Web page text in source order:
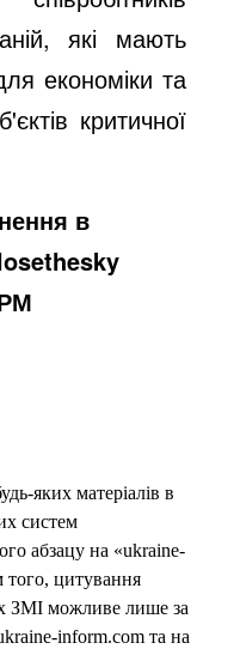
які мають
економіки та
критичної
в
яких матеріалів в
систем
абзацу на «ukraine-
того, цитування
ЗМІ можливе лише за
inform.com та на